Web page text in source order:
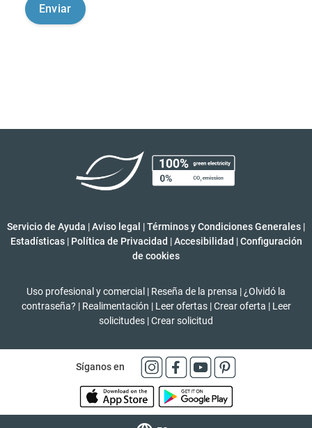
Servicio de Ayuda |Aviso legal |Términos y Condiciones Generales |
Estadísticas | Política de Privacidad | Accesibilidad | Configuración
de cookies
Uso profesional y comercial | Reseña de la prensa | ¿Olvidó la
contraseña? | Realimentación | Leer ofertas | Crear oferta | Leer
solicitudes |Crear solicitud
Síganos en